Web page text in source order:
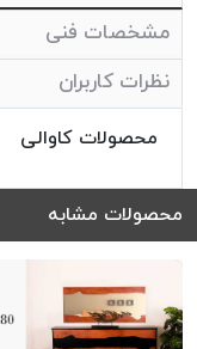
مشخصات فنی
نظرات کاربران
محصولات کاوالی
محصولات مشابه